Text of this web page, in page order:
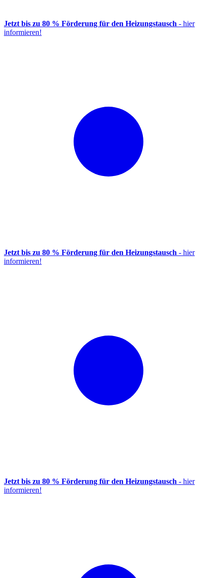
Jetzt bis zu 80 % Förderung für den Heizungstausch - hier
informieren!
Jetzt bis zu 80 % Förderung für den Heizungstausch - hier
informieren!
Jetzt bis zu 80 % Förderung für den Heizungstausch - hier
informieren!